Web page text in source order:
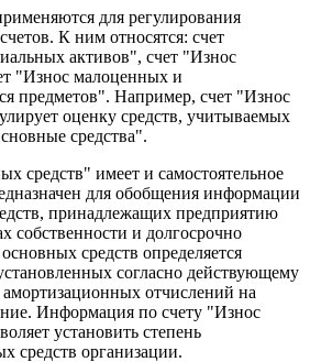
для регулирования
К ним относятся: счет
активов", счет "Износ
"Износ малоценных и
предметов". Например, счет "Износ
оценку средств, учитываемых
средства".
средств" имеет и самостоятельное
для обобщения информации
принадлежащих предприятию
собственности и долгосрочно
средств определяется
согласно действующему
амортизационных отчислений на
Информация по счету "Износ
установить степень
средств организации.